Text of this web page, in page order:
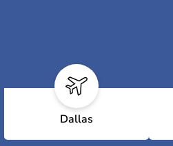
Dallas